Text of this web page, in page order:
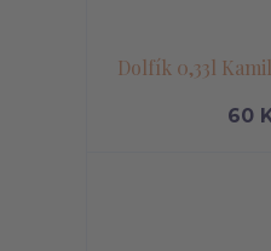
Dolfík 0,33l
60